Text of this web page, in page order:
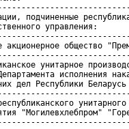
подчиненные
акционерное
унитарное
исполнения
дел Республики
"Могилевхлебпром"